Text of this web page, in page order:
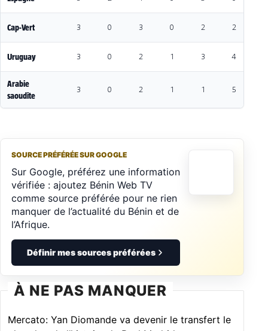
Espagne 3 2 1 0 5 0
Cap-Vert 3 0 3 0 2 2
Uruguay 3 0 2 1 3 4
Arabie
saoudite
3 0 2 1 1 5
SOURCE PRÉFÉRÉE SUR GOOGLE
Sur Google, préférez une information
vérifiée : ajoutez Bénin Web TV
comme source préférée pour ne rien
manquer de l’actualité du Bénin et de
l’Afrique.
Définir mes sources préférées
À NE PAS MANQUER
Mercato: Yan Diomande va devenir le transfert le